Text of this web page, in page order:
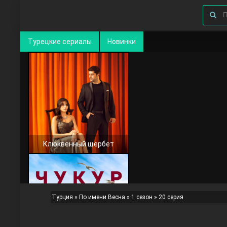
Турецкие сериалы Новинки
Клюквенный щербет
Турция » По имени Весна » 1 сезон » 20 серия